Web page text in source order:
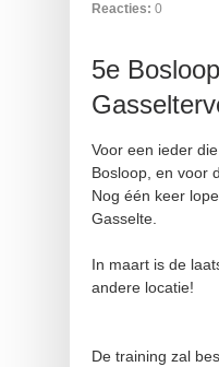
Reacties: 0
5e
Voor een ieder
Bosloop, en voor
Nog één keer
Gasselte.
In maart is de
andere locatie!
De training zal